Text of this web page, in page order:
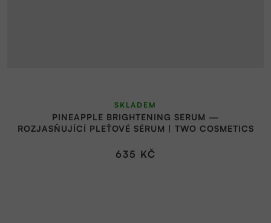
PINEAPPLE BRIGHTENING SERUM —
ROZJASŇUJÍCÍ PLEŤOVÉ SÉRUM | TWO COSMETICS
SKLADEM
635 KČ